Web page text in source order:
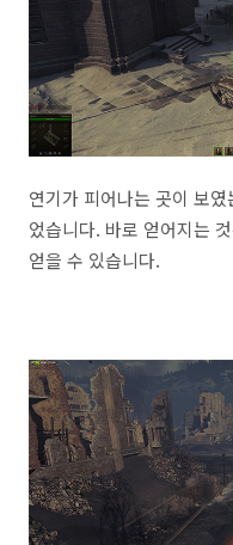
연기가 피어나는 곳이 보
었습니다. 바로 얻어지는
얻을 수 있습니다.